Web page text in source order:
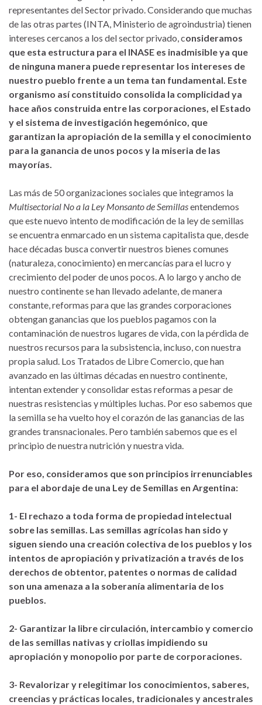
representantes del Sector privado. Considerando que muchas
de las otras partes (INTA, Ministerio de agroindustria) tienen
intereses cercanos a los del sector privado, consideramos
que esta estructura para el INASE es inadmisible ya que
de ninguna manera puede representar los intereses de
nuestro pueblo frente a un tema tan fundamental. Este
organismo así constituido consolida la complicidad ya
hace años construida entre las corporaciones, el Estado
y el sistema de investigación hegemónico, que
garantizan la apropiación de la semilla y el conocimiento
para la ganancia de unos pocos y la miseria de las
mayorías.
Las más de 50 organizaciones sociales que integramos la
Multisectorial No a la Ley Monsanto de Semillasentendemos
que este nuevo intento de modificación de la ley de semillas
se encuentra enmarcado en un sistema capitalista que, desde
hace décadas busca convertir nuestros bienes comunes
(naturaleza, conocimiento) en mercancías para el lucro y
crecimiento del poder de unos pocos. A lo largo y ancho de
nuestro continente se han llevado adelante, de manera
constante, reformas para que las grandes corporaciones
obtengan ganancias que los pueblos pagamos con la
contaminación de nuestros lugares de vida, con la pérdida de
nuestros recursos para la subsistencia, incluso, con nuestra
propia salud. Los Tratados de Libre Comercio, que han
avanzado en las últimas décadas en nuestro continente,
intentan extender y consolidar estas reformas a pesar de
nuestras resistencias y múltiples luchas. Por eso sabemos que
la semilla se ha vuelto hoy el corazón de las ganancias de las
grandes transnacionales. Pero también sabemos que es el
principio de nuestra nutrición y nuestra vida.
Por eso, consideramos que son principios irrenunciables
para el abordaje de una Ley de Semillas en Argentina:
1- El rechazo a toda forma de propiedad intelectual
sobre las semillas. Las semillas agrícolas han sido y
siguen siendo una creación colectiva de los pueblos y los
intentos de apropiación y privatización a través de los
derechos de obtentor, patentes o normas de calidad
son una amenaza a la soberanía alimentaria de los
pueblos.
2- Garantizar la libre circulación, intercambio y comercio
de las semillas nativas y criollas impidiendo su
apropiación y monopolio por parte de corporaciones.
3- Revalorizar y relegitimar los conocimientos, saberes,
creencias y prácticas locales, tradicionales y ancestrales